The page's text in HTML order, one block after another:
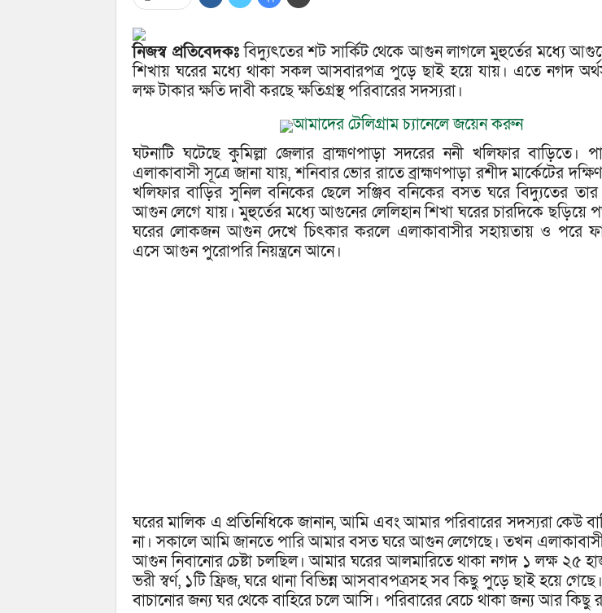
নিজস্ব প্রতিবেদকঃবিদ্যুৎতের শট সার্কিট থেকে আগুন লাগলে মুহুর্তের মধ্যে
শিখায় ঘরের মধ্যে থাকা সকল আসবারপত্র পুড়ে ছাই হয়ে যায়। এতে নগদ
লক্ষ টাকার ক্ষতি দাবী করছে ক্ষতিগ্রস্থ পরিবারের সদস্যরা।
আমাদের টেলিগ্রাম চ্যানেলে জয়েন করুন
ঘটনাটি ঘটেছে কুমিল্লা জেলার ব্রাহ্মণপাড়া সদরের ননী খলিফার বাড়িতে।
এলাকাবাসী সূত্রে জানা যায়, শনিবার ভোর রাতে ব্রাহ্মণপাড়া রশীদ মার্কেটের
খলিফার বাড়ির সুনিল বনিকের ছেলে সঞ্জিব বনিকের বসত ঘরে বিদ্যুতের
আগুন লেগে যায়। মুহুর্তের মধ্যে আগুনের লেলিহান শিখা ঘরের চারদিকে ছড়িয়ে
ঘরের লোকজন আগুন দেখে চিৎকার করলে এলাকাবাসীর সহায়তায় ও পরে
এসে আগুন পুরোপরি নিয়ন্ত্রনে আনে।
ঘরের মালিক এ প্রতিনিধিকে জানান, আমি এবং আমার পরিবারের সদস্যরা কেউ
না। সকালে আমি জানতে পারি আমার বসত ঘরে আগুন লেগেছে। তখন
আগুন নিবানোর চেষ্টা চলছিল। আমার ঘরের আলমারিতে থাকা নগদ ১ লক্ষ ২৫
ভরী স্বর্ণ, ১টি ফ্রিজ, ঘরে থানা বিভিন্ন আসবাবপত্রসহ সব কিছু পুড়ে ছাই হয়ে
বাচানোর জন্য ঘর থেকে বাহিরে চলে আসি। পরিবারের বেচে থাকা জন্য আর কিছু